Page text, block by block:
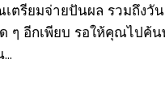
ตรียมจ่ายปันผล รวมถึงวั
ๆ อีกเพียบ รอให้คุณไปค้
…